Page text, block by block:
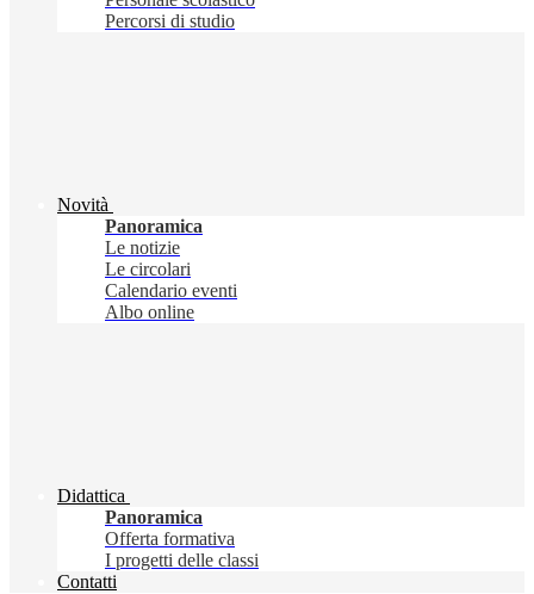
Percorsi di studio
Novità
Panoramica
Le notizie
Le circolari
Calendario eventi
Albo online
Didattica
Panoramica
Offerta formativa
I progetti delle classi
Contatti